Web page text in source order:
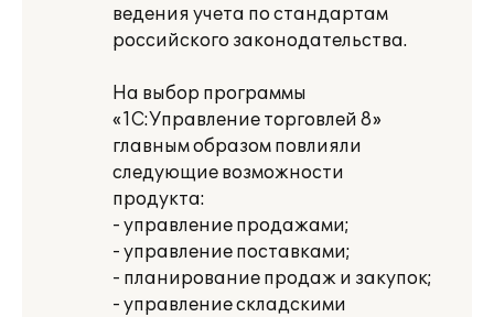
ведения учета по стандартам
российского законодательства.
На выбор программы
«1С:Управление торговлей 8»
главным образом повлияли
следующие возможности
продукта:
- управление продажами;
- управление поставками;
- планирование продаж и закупок;
- управление складскими